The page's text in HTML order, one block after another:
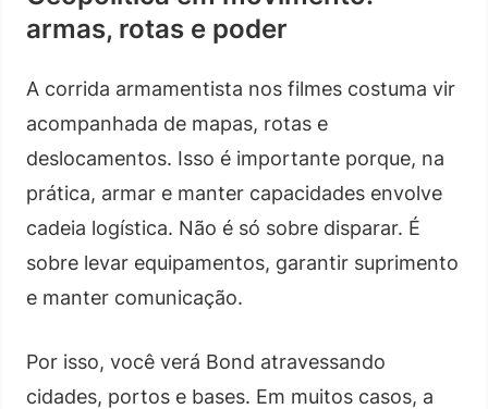
armas, rotas e poder
A corrida armamentista nos filmes costuma vir
acompanhada de mapas, rotas e
deslocamentos. Isso é importante porque, na
prática, armar e manter capacidades envolve
cadeia logística. Não é só sobre disparar. É
sobre levar equipamentos, garantir suprimento
e manter comunicação.
Por isso, você verá Bond atravessando
cidades, portos e bases. Em muitos casos, a